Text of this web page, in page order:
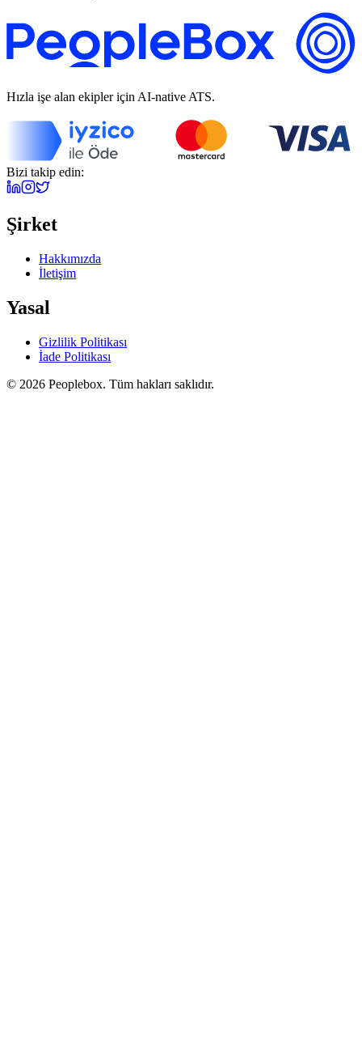
Hızla işe alan ekipler için AI-native ATS.
Bizi takip edin:
Şirket
Hakkımızda
İletişim
Yasal
Gizlilik Politikası
İade Politikası
© 2026 Peoplebox. Tüm hakları saklıdır.